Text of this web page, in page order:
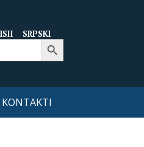
SRPSKISearch Button
KONTAKTI